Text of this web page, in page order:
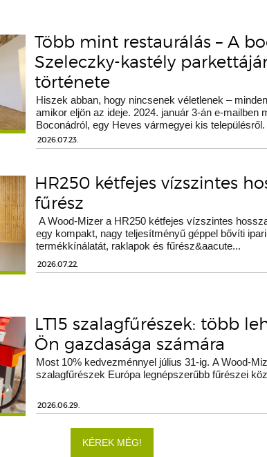
Több mint restaurálás – A
Szeleczky-kastély
története
Hiszek abban, hogy nincsenek véletlenek –
amikor eljön az ideje. 2024. január 3-án e-mailben
Boconádról, egy Heves vármegyei kis településről.
2026.07.23.
HR250 kétfejes vízszintes
fűrész
A Wood-Mizer a HR250 kétfejes vízszintes
egy kompakt, nagy teljesítményű géppel bővíti ipari
termékkínálatát, raklapok és fűrész&aacute...
2026.07.22.
LT15 szalagfűrészek: több
Ön gazdasága számára
Most 10% kedvezménnyel július 31-ig. A Wood-
szalagfűrészek Európa legnépszerűbb fűrészei
2026.06.29.
KÉREK MÉG!